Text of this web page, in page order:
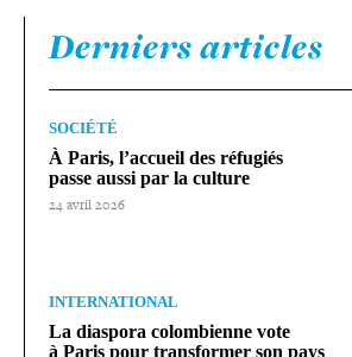
Derniers articles
SOCIÉTÉ
À Paris, l’accueil des réfugiés
passe aussi par la culture
24 avril 2026
INTERNATIONAL
La diaspora colom­bienne vote
à Paris pour trans­for­mer son pays